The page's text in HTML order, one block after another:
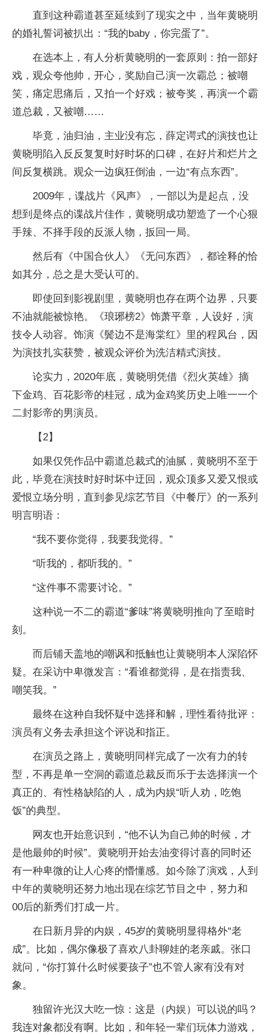
直到这种霸道甚至延续到了现实之中，当年黄晓明
的婚礼誓词被扒出：“我的baby，你完蛋了”。
在选本上，有人分析黄晓明的一套原则：拍一部好
戏，观众夸他帅，开心，奖励自己演一次霸总；被嘲
笑，痛定思痛后，又拍一个好戏；被夸奖，再演一个霸
道总裁，又被嘲……
毕竟，油归油，主业没有忘，薛定谔式的演技也让
黄晓明陷入反反复复时好时坏的口碑，在好片和烂片之
间反复横跳。观众一边疯狂倒油，一边“有点东西”。
2009年，谍战片《风声》，一部以为是起点，没
想到是终点的谍战片佳作，黄晓明成功塑造了一个心狠
手辣、不择手段的反派人物，扳回一局。
然后有《中国合伙人》《无问东西》，都诠释的恰
如其分，总之是大受认可的。
即使回到影视剧里，黄晓明也存在两个边界，只要
不油就能被惊艳。《琅琊榜2》饰萧平章，人设好，演
技令人动容。饰演《鬓边不是海棠红》里的程凤台，因
为演技扎实获赞，被观众评价为洗洁精式演技。
论实力，2020年底，黄晓明凭借《烈火英雄》摘
下金鸡、百花影帝的桂冠，成为金鸡奖历史上唯一一个
二封影帝的男演员。
【2】
如果仅凭作品中霸道总裁式的油腻，黄晓明不至于
此，毕竟在演技时好时坏中迂回，观众顶多又爱又恨或
爱恨立场分明，直到参见综艺节目《中餐厅》的一系列
明言明语：
“我不要你觉得，我要我觉得。”
“听我的，都听我的。”
“这件事不需要讨论。”
这种说一不二的霸道“爹味”将黄晓明推向了至暗时
刻。
而后铺天盖地的嘲讽和抵触也让黄晓明本人深陷怀
疑。在采访中卑微发言：“看谁都觉得，是在指责我、
嘲笑我。”
最终在这种自我怀疑中选择和解，理性看待批评：
演员有义务去承担这个评说和指正。
在演员之路上，黄晓明同样完成了一次有力的转
型，不再是单一空洞的霸道总裁反而乐于去选择演一个
真正的、有性格缺陷的人，成为内娱“听人劝，吃饱
饭”的典型。
网友也开始意识到，“他不认为自己帅的时候，才
是他最帅的时候”。黄晓明开始去油变得讨喜的同时还
有一种卑微的让人心疼的懵懂感。如今除了演戏，人到
中年的黄晓明还努力地出现在综艺节目之中，努力和
00后的新秀们打成一片。
在日新月异的内娱，45岁的黄晓明显得格外“老
成”。比如，偶尔像极了喜欢八卦聊娃的老亲戚。张口
就问，“你打算什么时候要孩子”也不管人家有没有对
象。
独留许光汉大吃一惊：这是（内娱）可以说的吗？
我连对象都没有啊。比如，和年轻一辈们玩体力游戏，